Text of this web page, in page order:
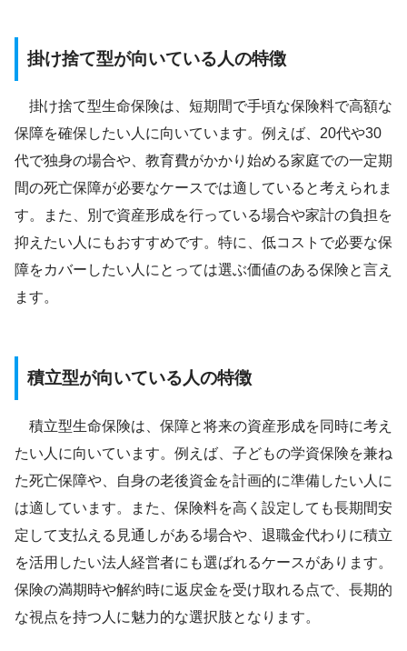
掛け捨て型が向いている人の特徴
掛け捨て型生命保険は、短期間で手頃な保険料で高額な
保障を確保したい人に向いています。例えば、20代や30
代で独身の場合や、教育費がかかり始める家庭での一定期
間の死亡保障が必要なケースでは適していると考えられま
す。また、別で資産形成を行っている場合や家計の負担を
抑えたい人にもおすすめです。特に、低コストで必要な保
障をカバーしたい人にとっては選ぶ価値のある保険と言え
ます。
積立型が向いている人の特徴
積立型生命保険は、保障と将来の資産形成を同時に考え
たい人に向いています。例えば、子どもの学資保険を兼ね
た死亡保障や、自身の老後資金を計画的に準備したい人に
は適しています。また、保険料を高く設定しても長期間安
定して支払える見通しがある場合や、退職金代わりに積立
を活用したい法人経営者にも選ばれるケースがあります。
保険の満期時や解約時に返戻金を受け取れる点で、長期的
な視点を持つ人に魅力的な選択肢となります。